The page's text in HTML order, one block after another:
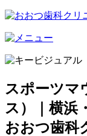
スポーツマ
ス）｜横浜
おおつ歯科